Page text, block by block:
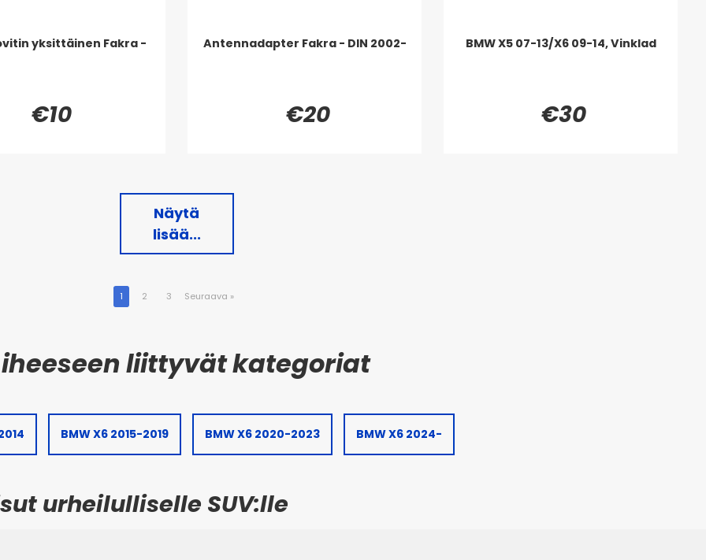
yksittäinen Fakra -
€10
Antennadapter Fakra - DIN 2002-
€20
BMW X5 07-13/X6 09-14, Vinklad
€30
Näytä
lisää...
1 2 3 Seuraava »
BMW X6 2015-2019 BMW X6 2020-2023 BMW X6 2024-
urheilulliselle SUV:lle